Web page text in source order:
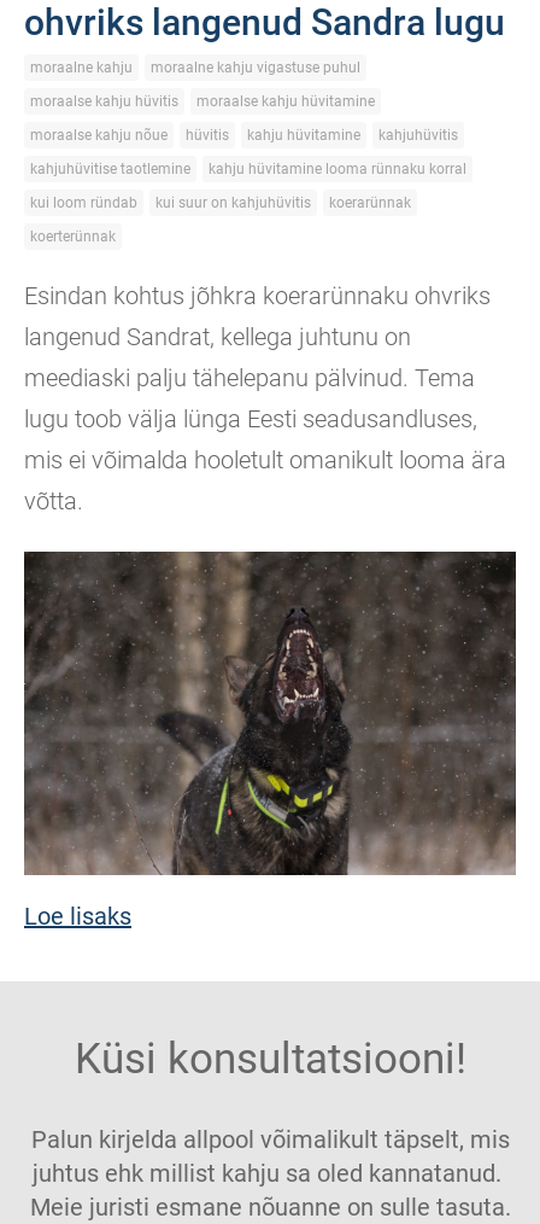
ohvriks langenud Sandra lugu
moraalne kahju
moraalne kahju vigastuse puhul
moraalse kahju hüvitis
moraalse kahju hüvitamine
moraalse kahju nõue
hüvitis kahju hüvitamine
kahjuhüvitis
kahjuhüvitise taotlemine
kahju hüvitamine looma rünnaku korral
kui loom ründab
kui suur on kahjuhüvitis
koerarünnak
koerterünnak
Esindan kohtus jõhkra koerarünnaku ohvriks
langenud Sandrat, kellega juhtunu on
meediaski palju tähelepanu pälvinud. Tema
lugu toob välja lünga Eesti seadusandluses,
mis ei võimalda hooletult omanikult looma ära
võtta.
Loe lisaks
Küsi konsultatsiooni!
Palun kirjelda allpool võimalikult täpselt, mis
juhtus ehk millist kahju sa oled kannatanud.
Meie juristi esmane nõuanne on sulle tasuta.